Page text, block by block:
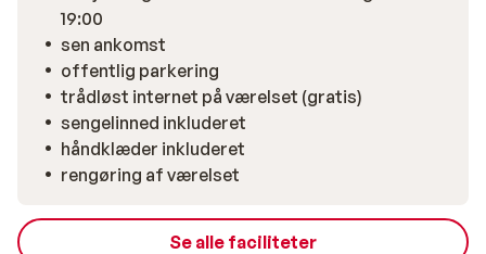
19:00
sen ankomst
offentlig parkering
trådløst internet på værelset (gratis)
sengelinned inkluderet
håndklæder inkluderet
rengøring af værelset
Se alle faciliteter